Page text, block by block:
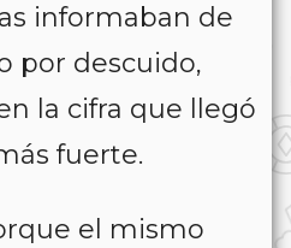
informaban de
por descuido,
la cifra que llegó
fuerte.
el mismo